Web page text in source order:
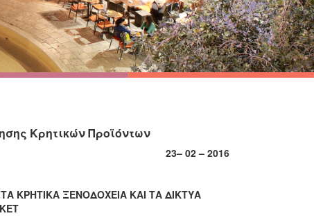
Κρητικών Προϊόντων
23– 02 – 2016
ΚΡΗΤΙΚΑ ΞΕΝΟΔΟΧΕΙΑ ΚΑΙ ΤΑ ΔΙΚΤΥΑ